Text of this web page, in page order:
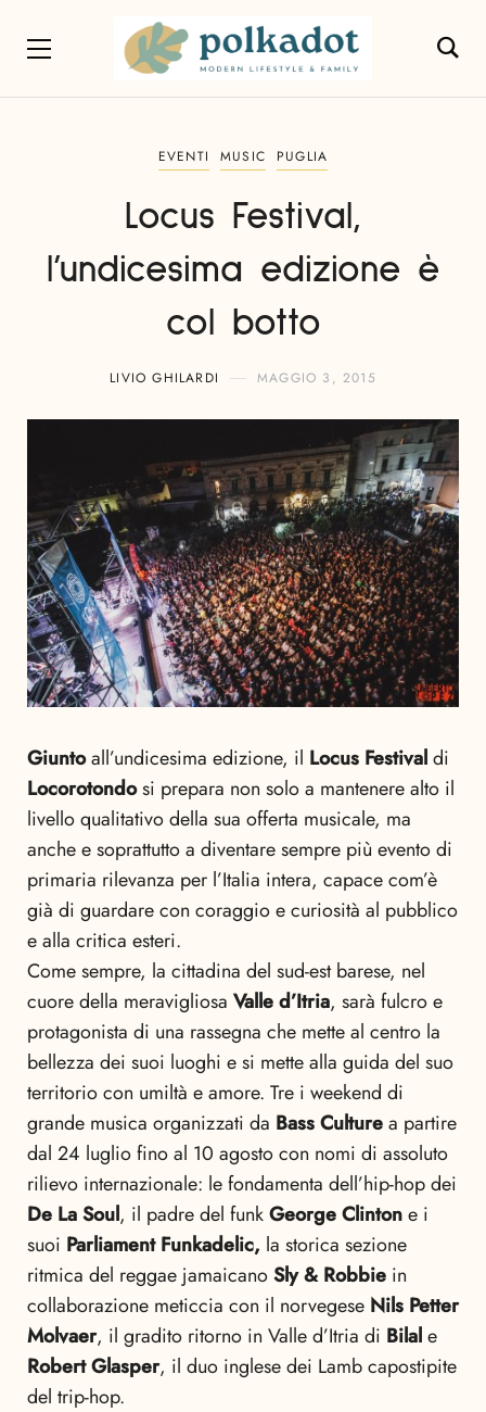
EVENTI MUSIC PUGLIA
Locus Festival,
l’undicesima edizione è
col botto
LIVIO GHILARDI MAGGIO 3, 2015
Giuntoall’undicesima edizione, il Locus Festivaldi
Locorotondosi prepara non solo a mantenere alto il
livello qualitativo della sua offerta musicale, ma
anche e soprattutto a diventare sempre più evento di
primaria rilevanza per l’Italia intera, capace com’è
già di guardare con coraggio e curiosità al pubblico
e alla critica esteri.
Come sempre, la cittadina del sud-est barese, nel
cuore della meravigliosa Valle d’Itria, sarà fulcro e
protagonista di una rassegna che mette al centro la
bellezza dei suoi luoghi e si mette alla guida del suo
territorio con umiltà e amore. Tre i weekend di
grande musica organizzati da Bass Culturea partire
dal 24 luglio fino al 10 agosto con nomi di assoluto
rilievo internazionale: le fondamenta dell’hip-hop dei
De La Soul, il padre del funkGeorge Clintone i
suoi Parliament Funkadelic, la storica sezione
ritmica del reggae jamaicanoSly & Robbie in
collaborazione meticcia con il norvegese Nils Petter
Molvaer, il gradito ritorno in Valle d’Itria di Bilale
Robert Glasper, il duo inglese dei Lamb capostipite
del trip-hop.